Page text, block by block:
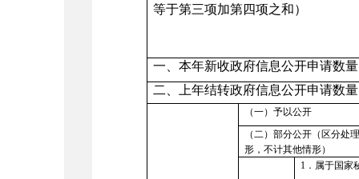
等于第三项加第四项之和）
一、本年新收政府信息公开申请数量
二、上年结转政府信息公开申请数量
（一）予以公开
（二）部分公开（区分处
形，不计其他情形）
1 ．属于国家